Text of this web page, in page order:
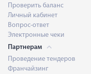
Проверить баланс
Личный кабинет
Вопрос-ответ
Электронные чеки
Партнерам
Проведение тендеров
Франчайзинг